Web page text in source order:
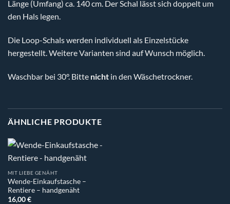
Länge (Umfang) ca. 140 cm. Der Schal lässt sich doppelt um
den Hals legen.
Die Loop-Schals werden individuell als Einzelstücke
hergestellt. Weitere Varianten sind auf Wunsch möglich.
Waschbar bei 30°. Bitte nicht in den Wäschetrockner.
ÄHNLICHE PRODUKTE
MIT LIEBE GENÄHT
Wende-Einkaufstasche –
Rentiere – handgenäht
16,00€